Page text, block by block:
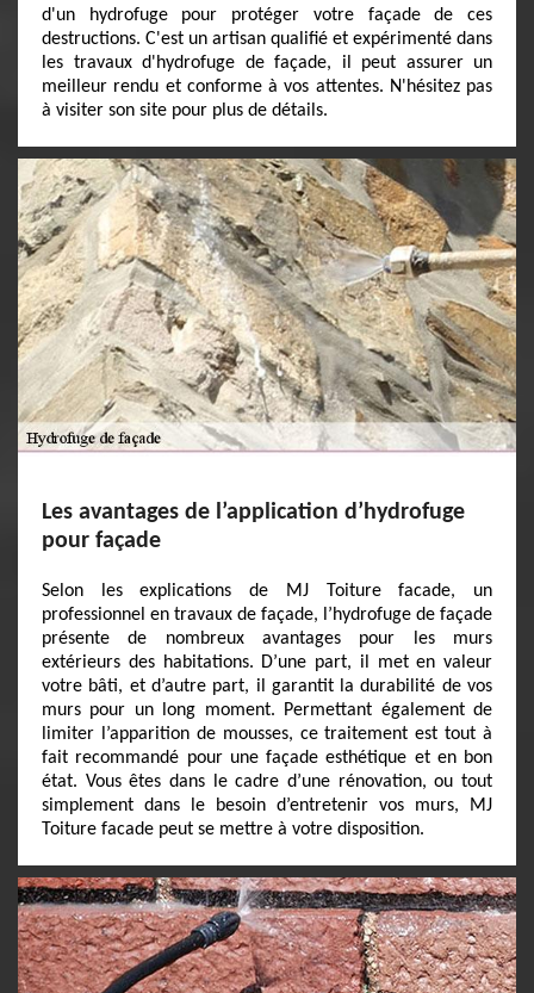
d'un hydrofuge pour protéger votre façade de ces
destructions. C'est un artisan qualifié et expérimenté dans
les travaux d'hydrofuge de façade, il peut assurer un
meilleur rendu et conforme à vos attentes. N'hésitez pas
à visiter son site pour plus de détails.
Les avantages de l’application d’hydrofuge
pour façade
Selon les explications de MJ Toiture facade, un
professionnel en travaux de façade, l’hydrofuge de façade
présente de nombreux avantages pour les murs
extérieurs des habitations. D’une part, il met en valeur
votre bâti, et d’autre part, il garantit la durabilité de vos
murs pour un long moment. Permettant également de
limiter l’apparition de mousses, ce traitement est tout à
fait recommandé pour une façade esthétique et en bon
état. Vous êtes dans le cadre d’une rénovation, ou tout
simplement dans le besoin d’entretenir vos murs, MJ
Toiture facade peut se mettre à votre disposition.